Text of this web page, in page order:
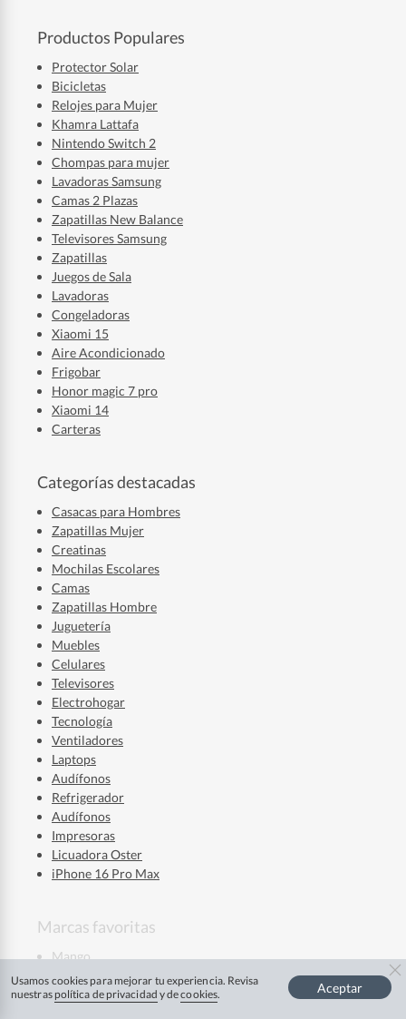
Productos Populares
Protector Solar
Bicicletas
Relojes para Mujer
Khamra Lattafa
Nintendo Switch 2
Chompas para mujer
Lavadoras Samsung
Camas 2 Plazas
Zapatillas New Balance
Televisores Samsung
Zapatillas
Juegos de Sala
Lavadoras
Congeladoras
Xiaomi 15
Aire Acondicionado
Frigobar
Honor magic 7 pro
Xiaomi 14
Carteras
Categorías destacadas
Casacas para Hombres
Zapatillas Mujer
Creatinas
Mochilas Escolares
Camas
Zapatillas Hombre
Juguetería
Muebles
Celulares
Televisores
Electrohogar
Tecnología
Ventiladores
Laptops
Audífonos
Refrigerador
Audífonos
Impresoras
Licuadora Oster
iPhone 16 Pro Max
Marcas favoritas
Mango
La Roche Posay
Mixsoon
Usamos cookies para mejorar tu experiencia. Revisa
nuestras política de privacidad y decookies. Aceptar